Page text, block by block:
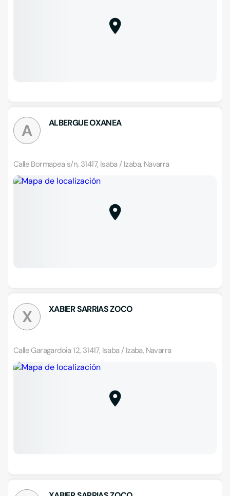
A ALBERGUE OXANEA
Calle Bormapea s/n, 31417, Isaba / Izaba, Navarra
X XABIER SARRIAS ZOCO
Calle Garagardoia 12, 31417, Isaba / Izaba, Navarra